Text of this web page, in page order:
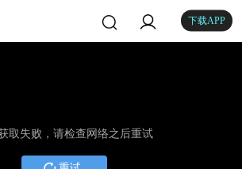
下载APP
取失败，请检查网络之后重试